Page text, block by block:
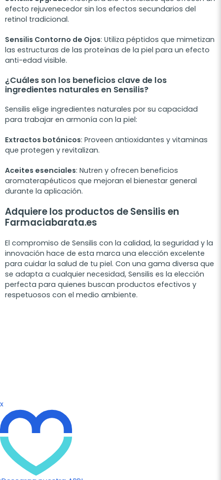
efecto rejuvenecedor sin los efectos secundarios del
retinol tradicional.
Sensilis Contorno de Ojos: Utiliza péptidos que mimetizan
las estructuras de las proteínas de la piel para un efecto
anti-edad visible.
¿Cuáles son los beneficios clave de los
ingredientes naturales en Sensilis?
Sensilis elige ingredientes naturales por su capacidad
para trabajar en armonía con la piel:
Extractos botánicos: Proveen antioxidantes y vitaminas
que protegen y revitalizan.
Aceites esenciales: Nutren y ofrecen beneficios
aromaterapéuticos que mejoran el bienestar general
durante la aplicación.
Adquiere los productos de Sensilis en
Farmaciabarata.es
El compromiso de Sensilis con la calidad, la seguridad y la
innovación hace de esta marca una elección excelente
para cuidar la salud de tu piel. Con una gama diversa que
se adapta a cualquier necesidad, Sensilis es la elección
perfecta para quienes buscan productos efectivos y
respetuosos con el medio ambiente.
x